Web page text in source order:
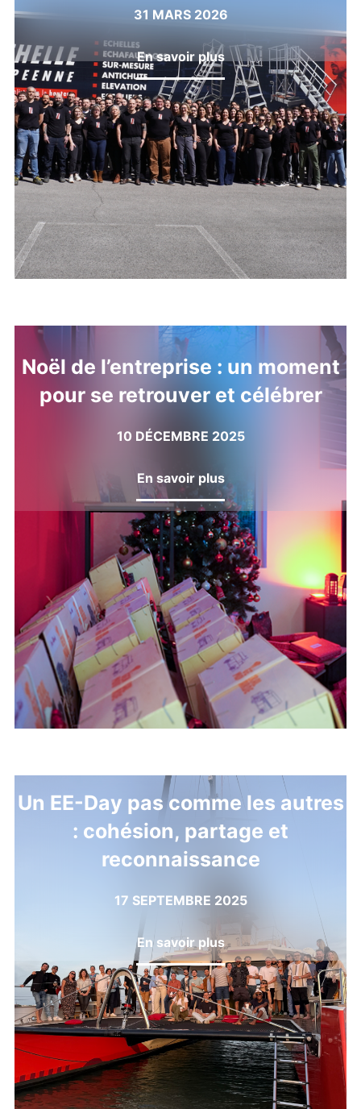
31 MARS 2026
En savoir plus
Noël de l’entreprise : un moment
pour se retrouver et célébrer
10 DÉCEMBRE 2025
En savoir plus
Un EE-Day pas comme les autres
: cohésion, partage et
reconnaissance
17 SEPTEMBRE 2025
En savoir plus